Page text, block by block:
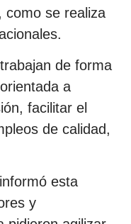
como se realiza
de forma
a
facilitar el
de calidad,
esta
y